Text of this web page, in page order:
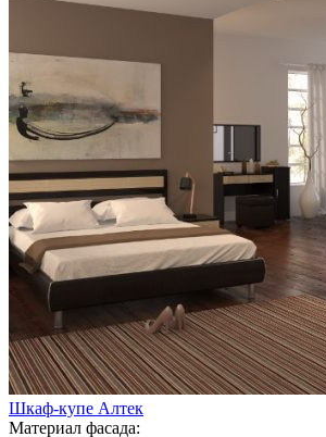
Шкаф-купе Алтек
Материал фасада: